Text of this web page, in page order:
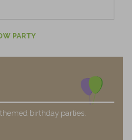
PARTY
birthday parties.